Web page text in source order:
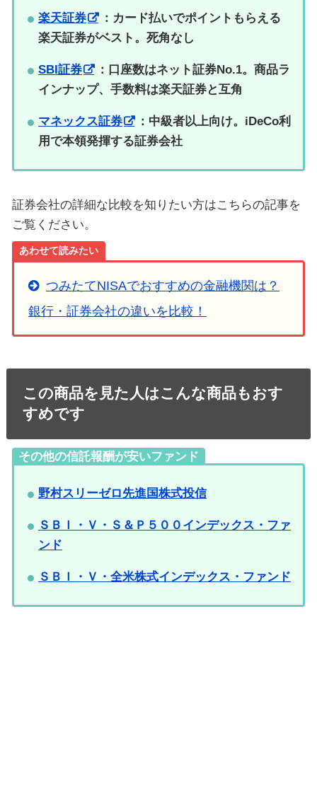
楽天証券
：カード払いでポイントもらえる
楽天証券がベスト。死角なし
SBI証券
：口座数はネット証券No.1。商品ラ
インナップ、手数料は楽天証券と互角
マネックス証券
：中級者以上向け。iDeCo利
用で本領発揮する証券会社
証券会社の詳細な比較を知りたい方はこちらの記事を
ご覧ください。
あわせて読みたい
つみたてNISAでおすすめの金融機関は？
銀行・証券会社の違いを比較！
この商品を見た人はこんな商品もおす
すめです
その他の信託報酬が安いファンド
野村スリーゼロ先進国株式投信
ＳＢＩ・Ｖ・Ｓ＆Ｐ５００インデックス・ファ
ンド
ＳＢＩ・Ｖ・全米株式インデックス・ファンド